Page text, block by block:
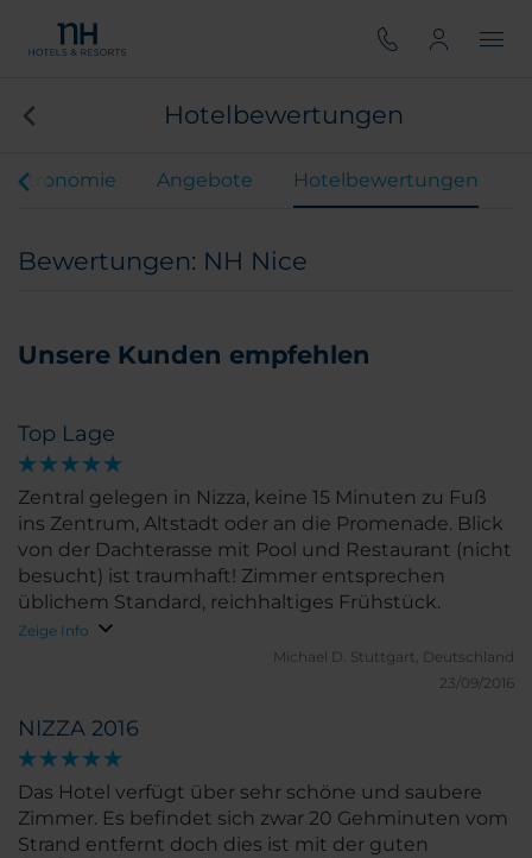
Hotelbewertungen
Angebote Hotelbewertungen
Bewertungen: NH Nice
Unsere Kunden empfehlen
Top Lage
Zentral gelegen in Nizza, keine 15 Minuten zu Fuß
ins Zentrum, Altstadt oder an die Promenade. Blick
von der Dachterasse mit Pool und Restaurant (nicht
besucht) ist traumhaft! Zimmer entsprechen
üblichem Standard, reichhaltiges Frühstück.
Zeige Info
Michael D. Stuttgart, Deutschland
23/09/2016
NIZZA 2016
Das Hotel verfügt über sehr schöne und saubere
Zimmer. Es befindet sich zwar 20 Gehminuten vom
Strand entfernt doch dies ist mit der guten